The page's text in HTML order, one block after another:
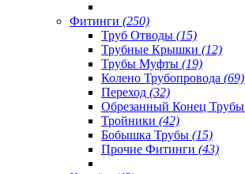
Фитинги (250)
Труб Отводы (15)
Трубные Крышки (12)
Трубы Муфты (19)
Колено Трубопровода (69)
Переход (32)
Обрезанный Конец Трубы
Тройники (42)
Бобышка Трубы (15)
Прочие Фитинги (43)